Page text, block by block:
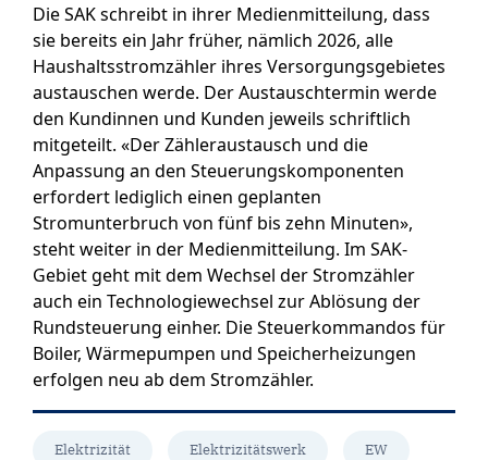
Die SAK schreibt in ihrer Medienmitteilung, dass
sie bereits ein Jahr früher, nämlich 2026, alle
Haushaltsstromzähler ihres Versorgungsgebietes
austauschen werde. Der Austauschtermin werde
den Kundinnen und Kunden jeweils schriftlich
mitgeteilt. «Der Zähleraustausch und die
Anpassung an den Steuerungskomponenten
erfordert lediglich einen geplanten
Stromunterbruch von fünf bis zehn Minuten»,
steht weiter in der Medienmitteilung. Im SAK-
Gebiet geht mit dem Wechsel der Stromzähler
auch ein Technologiewechsel zur Ablösung der
Rundsteuerung einher. Die Steuerkommandos für
Boiler, Wärmepumpen und Speicherheizungen
erfolgen neu ab dem Stromzähler.
Elektrizität Elektrizitätswerk EW